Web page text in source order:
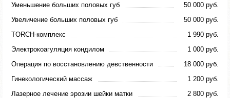
Уменьшение больших половых губ
50 000 руб.
Увеличение больших половых губ
50 000 руб.
TORCH-комплекс
1 990 руб.
Электрокоагуляция кондилом
1 000 руб.
Операция по восстановлению девственности
18 000 руб.
Гинекологический массаж
1 200 руб.
Лазерное лечение эрозии шейки матки
2 800 руб.